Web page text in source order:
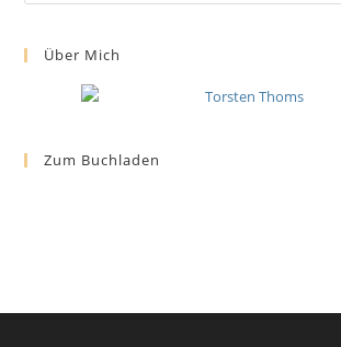
Über Mich
Zum Buchladen